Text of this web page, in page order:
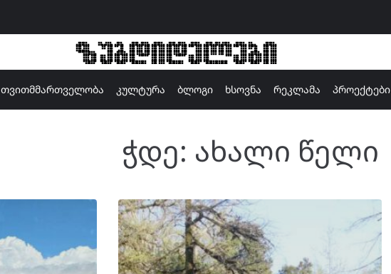
ზუგდიდელები
თვითმმართველობა კულტურა ბლოგი ხსოვნა რეკლამა პროექტები
ჭდე: ახალი წელი